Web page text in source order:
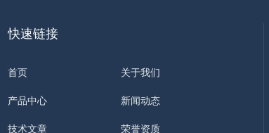
快速链接
首页 关于我们
产品中心 新闻动态
技术文章 荣誉资质